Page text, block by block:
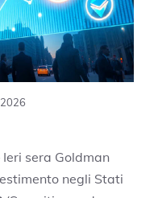
sera Goldman
negli Stati